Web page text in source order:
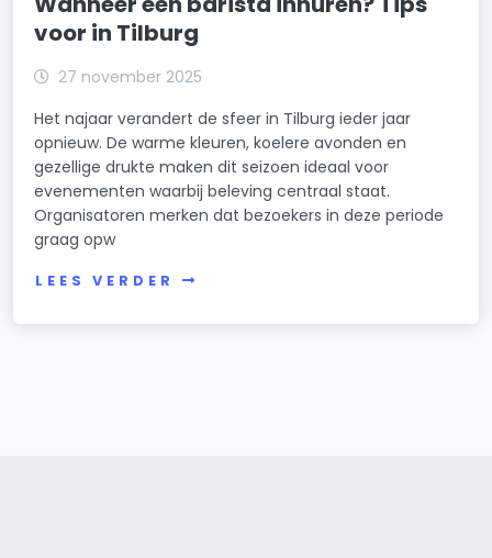
voor in Tilburg
27 november 2025
Het najaar verandert de sfeer in Tilburg ieder jaar
opnieuw. De warme kleuren, koelere avonden en
gezellige drukte maken dit seizoen ideaal voor
evenementen waarbij beleving centraal staat.
Organisatoren merken dat bezoekers in deze periode
graag opw
LEES VERDER